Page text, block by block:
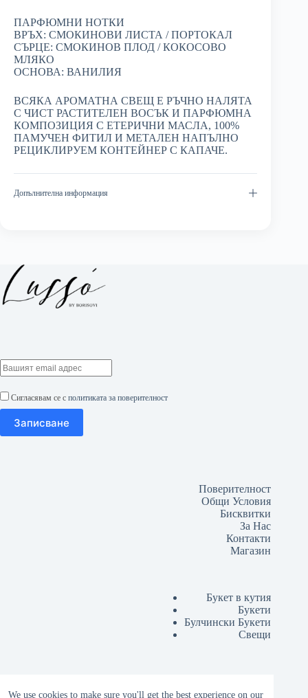
We use cookies to make sure you'll get the best experience on our
ПАРФЮМНИ НОТКИ
ВРЪХ: СМОКИНОВИ ЛИСТА / ПОРТОКАЛ
СЪРЦЕ: СМОКИНОВ ПЛОД / КОКОСОВО
МЛЯКО
ОСНОВА: ВАНИЛИЯ
ВСЯКА АРОМАТНА СВЕЩ Е РЪЧНО НАЛЯТА
С ЧИСТ РАСТИТЕЛЕН ВОСЪК И ПАРФЮМНА
КОМПОЗИЦИЯ С ЕТЕРИЧНИ МАСЛА, 100%
ПАМУЧЕН ФИТИЛ И МЕТАЛЕН НАПЪЛНО
РЕЦИКЛИРУЕМ КОНТЕЙНЕР С КАПАЧЕ.
Допълнителна информация
Сигласявам се с политиката за поверителност
Поверителност
Общи Условия
Бисквитки
За Нас
Контакти
Магазин
Букет в кутия
Букети
Булчински Букети
Свещи